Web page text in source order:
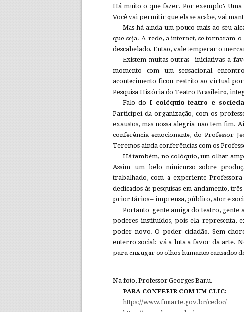
Há muito o que fazer. Por exemplo? Uma
Você vai permitir que ela se acabe, vai
Mas há ainda um pouco mais ao seu
que seja. A rede, a internet, se tornaram
descabelado. Então, vale temperar o
Existem muitas outras iniciativas a
momento com um sensacional
acontecimento ficou restrito ao virtual
Pesquisa História do Teatro Brasileiro,
Falo do I colóquio teatro e
Participei da organização, com os
exaustos, mas nossa alegria não tem fim.
conferência emocionante, do Professor
Teremos ainda conferências com os
Há também, no colóquio, um olhar
Assim, um belo minicurso sobre
trabalhado, com a experiente
dedicados às pesquisas em andamento,
prioritários – imprensa, público, ator e
Portanto, gente amiga do teatro, gente
poderes instituídos, pois ela representa,
poder novo. O poder cidadão. Sem
enterro social: vá a luta a favor da arte.
para enxugar os olhos humanos cansados
Na foto, Professor Georges Banu.
PARA CONFERIR COM UM CLIC:
https://www.funarte.gov.br/cedoc/